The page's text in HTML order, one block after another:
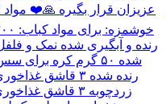
عزیزان قرار بگیره 🙏❤️ مواد
رنده و آبگیری شده نمک و
شده ۵۰ گرم کره
رنده شده ۳
زردچوبه ۳ قاشق